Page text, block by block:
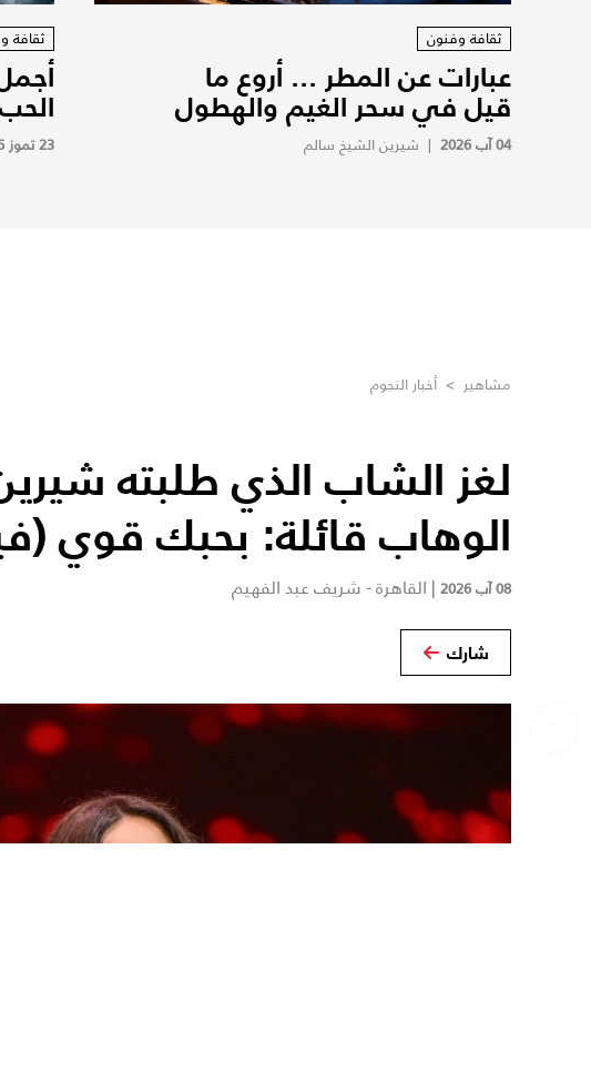
ثقافة وفنون
عبارات عن المطر ... أروع ما
قيل في سحر الغيم والهطول
04 آب 2026 | شيرين الشيخ سالم
ثقافة
23 تموز 2026
مشاهير > أخبار النجوم
لغز الشاب الذي طلبته
الوهاب قائلة: بحبك قوي
08 آب 2026 | القاهرة - شريف عبد الفهيم
شارك